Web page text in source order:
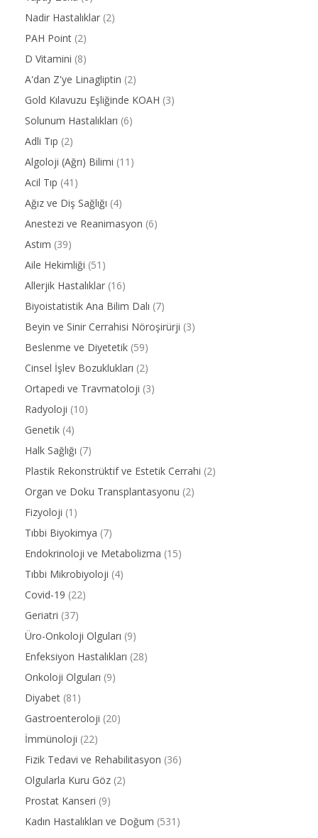
Nadir Hastalıklar (2)
PAH Point (2)
D Vitamini (8)
A'dan Z'ye Linagliptin (2)
Gold Kılavuzu Eşliğinde KOAH (3)
Solunum Hastalıkları (6)
Adli Tıp (2)
Algoloji (Ağrı) Bilimi (11)
Acil Tıp (41)
Ağız ve Diş Sağlığı (4)
Anestezi ve Reanimasyon (6)
Astım (39)
Aile Hekimliği (51)
Allerjik Hastalıklar (16)
Biyoistatistik Ana Bilim Dalı (7)
Beyin ve Sinir Cerrahisi Nöroşirürji (3)
Beslenme ve Diyetetik (59)
Cinsel İşlev Bozuklukları (2)
Ortapedi ve Travmatoloji (3)
Radyoloji (10)
Genetik (4)
Halk Sağlığı (7)
Plastik Rekonstrüktif ve Estetik Cerrahi (2)
Organ ve Doku Transplantasyonu (2)
Fizyoloji (1)
Tıbbi Biyokimya (7)
Endokrinoloji ve Metabolizma (15)
Tıbbi Mikrobiyoloji (4)
Covid-19 (22)
Geriatri (37)
Üro-Onkoloji Olguları (9)
Enfeksiyon Hastalıkları (28)
Onkoloji Olguları (9)
Diyabet (81)
Gastroenteroloji (20)
İmmünoloji (22)
Fizik Tedavi ve Rehabilitasyon (36)
Olgularla Kuru Göz (2)
Prostat Kanseri (9)
Kadın Hastalıkları ve Doğum (531)